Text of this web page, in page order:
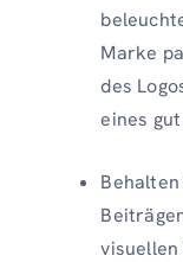
Marke
des
eines